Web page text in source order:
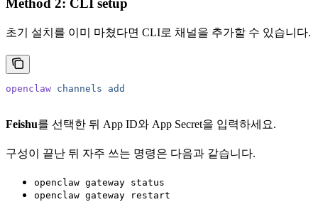
Method 2: CLI setup
초기 설치를 이미 마쳤다면 CLI로 채널을 추가할 수 있습니다.
openclaw channels add
Feishu를 선택한 뒤 App ID와 App Secret을 입력하세요.
구성이 끝난 뒤 자주 쓰는 명령은 다음과 같습니다.
openclaw gateway status
openclaw gateway restart